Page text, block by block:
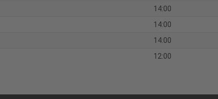
14:00
14:00
14:00
12:00